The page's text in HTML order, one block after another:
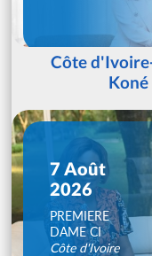
Côte
Koné
7 Août
2026
PREMIERE
DAME CI
Côte d'Ivoire